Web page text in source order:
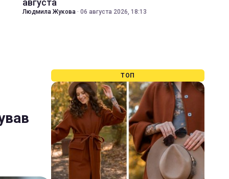
августа
Людмила Жукова · 06 августа 2026, 18:13
ТОП